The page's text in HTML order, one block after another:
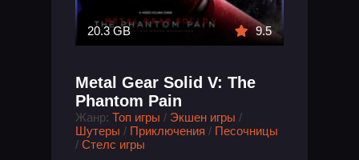
20.3 GB 9.5
Metal Gear Solid V: The
Phantom Pain
Жанр: Топ игры / Экшен игры /
Шутеры / Приключения / Песочницы
/ Стелс игры